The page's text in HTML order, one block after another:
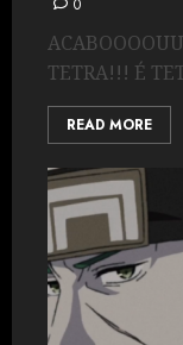
0
TETRA!!! É
READ MORE